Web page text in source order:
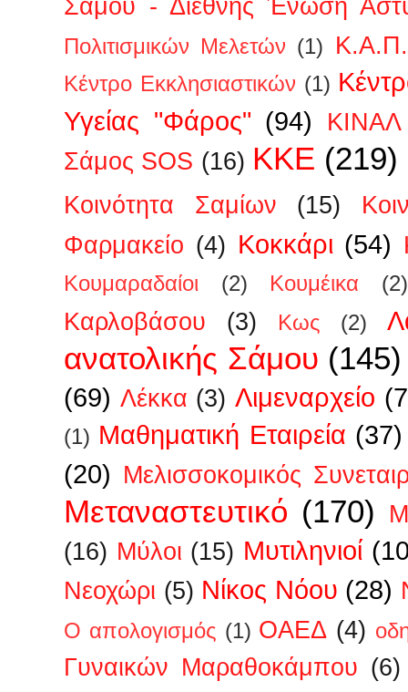
Σάμου - Διεθνής Ένωση
Πολιτισμικών Μελετών (1)
Κέντρο Εκκλησιαστικών (1)
Υγείας "Φάρος" (94)
ΚΙΝΑΛ
Σάμος SOS (16) ΚΚΕ (219)
Κοινότητα Σαμίων
(15)
Φαρμακείο (4) Κοκκάρι (54)
Κουμαραδαίοι (2) Κουμέικα (2)
Καρλοβάσου (3) Κως (2)
ανατολικής Σάμου (145)
(69) Λέκκα (3) Λιμεναρχείο
(1) Μαθηματική Εταιρεία (37)
(20) Μελισσοκομικός
Μεταναστευτικό (170)
(16) Μύλοι (15) Μυτιληνιοί
Νεοχώρι (5) Νίκος Νόου (28)
Ο απολογισμός (1) ΟΑΕΔ (4)
Γυναικών Μαραθοκάμπου (6)